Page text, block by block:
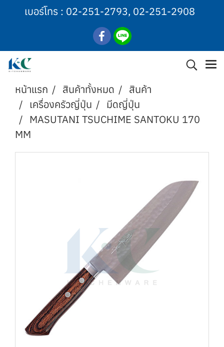
เบอร์โทร : 02-251-2793, 02-251-2908
หน้าแรก สินค้าทั้งหมด
สินค้า
เครื่องครัวญี่ปุ่น
มีดญี่ปุ่น
MASUTANI TSUCHIME SANTOKU 170
MM